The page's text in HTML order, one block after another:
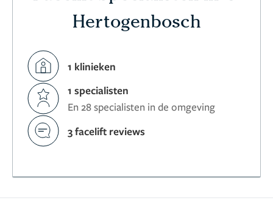
Hertogenbosch
1 klinieken
1 specialisten
En 28 specialisten in de omgeving
3 facelift reviews